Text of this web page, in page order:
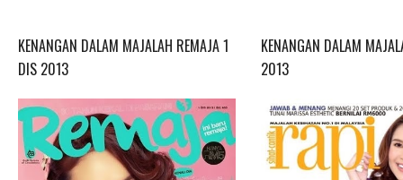
KENANGAN DALAM MAJALAH REMAJA 1
DIS 2013
KENANGAN DALAM
2013